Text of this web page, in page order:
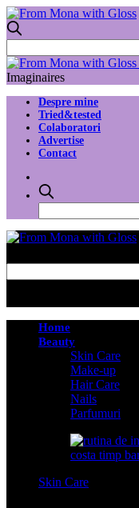
Imaginaires
Despre mine
Tried&tested
Colaboratori
Advertise
Contact
Home
Beauty
Skin Care
Make-up
Hair Care
Nails
Parfumuri
Skin Care